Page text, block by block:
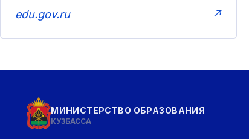
edu.gov.ru ↗
МИНИСТЕРСТВО ОБРАЗОВАНИЯ
КУЗБАССА